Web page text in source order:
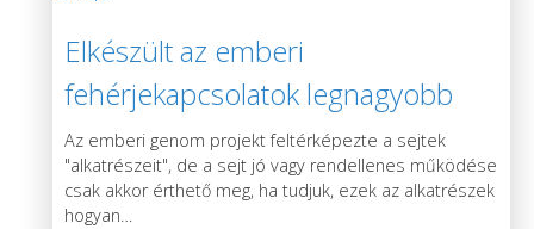
Elkészült az emberi
fehérjekapcsolatok legnagyobb
térképe
Az emberi genom projekt feltérképezte a sejtek
"alkatrészeit", de a sejt jó vagy rendellenes működése
csak akkor érthető meg, ha tudjuk, ezek az alkatrészek
hogyan…